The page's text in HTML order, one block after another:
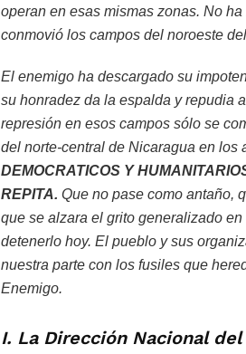
operan en esas mismas zonas. No
conmovió los campos del noroeste
El enemigo ha descargado su
su honradez da la espalda y repudia
represión en esos campos sólo se
del norte-central de Nicaragua en los
DEMOCRATICOS Y
REPITA. Que no pase como antaño,
que se alzara el grito generalizado
detenerlo hoy. El pueblo y sus
nuestra parte con los fusiles que
Enemigo.
I. La Dirección Nacional